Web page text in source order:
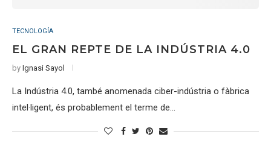
TECNOLOGÍA
EL GRAN REPTE DE LA INDÚSTRIA 4.0
by Ignasi Sayol
La Indústria 4.0, també anomenada ciber-indústria o fàbrica
intel·ligent, és probablement el terme de…